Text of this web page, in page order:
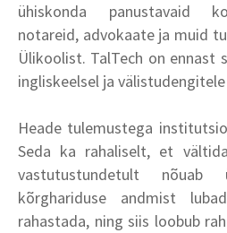
ühiskonda panustavaid
notareid, advokaate ja muid
Ülikoolist. TalTech on ennast
ingliskeelsel ja
Heade tulemustega
Seda ka rahaliselt, et
vastutustundetult
kõrghariduse andmist
rahastada, ning siis loobub